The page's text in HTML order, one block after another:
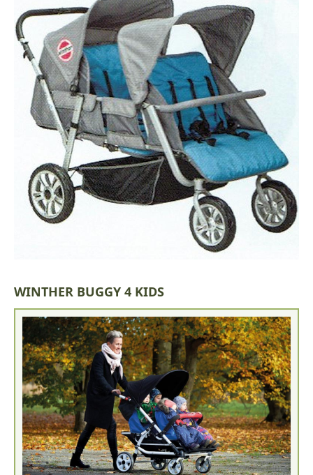
WINTHER BUGGY 4 KIDS